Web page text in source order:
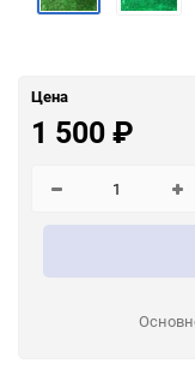
Цена
1 500₽